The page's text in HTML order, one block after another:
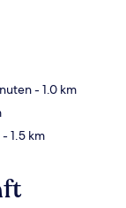
- 1.0 km
- 1.5 km